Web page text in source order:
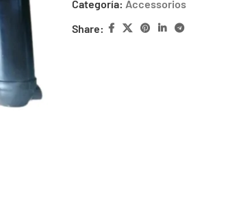
Categoría: Accessorios
Share: